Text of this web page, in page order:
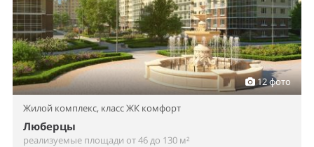
12 фото
Жилой комплекс, класс ЖК комфорт
Люберцы
реализуемые площади от 46 до 130 м²